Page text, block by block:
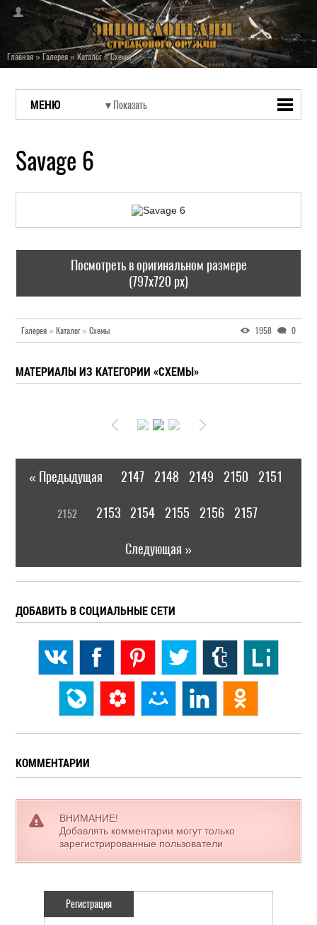
Главная»Галерея»Каталог»Схемы
МЕНЮ
Savage 6
Посмотреть в оригинальном размере
(797x720 px)
Галерея » Каталог» Схемы 1958 0
МАТЕРИАЛЫ ИЗ КАТЕГОРИИ «СХЕМЫ»
« Предыдущая 2147 2148 2149 2150 2151
2152 2153 2154 2155 2156 2157
Следующая »
ДОБАВИТЬ В СОЦИАЛЬНЫЕ СЕТИ
КОММЕНТАРИИ
ВНИМАНИЕ!
Добавлять комментарии могут только
зарегистрированные пользователи
Регистрация